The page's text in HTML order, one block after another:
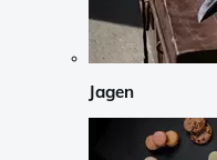
Jagen